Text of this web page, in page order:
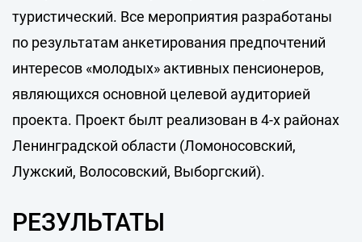
туристический. Все мероприятия разработаны
по результатам анкетирования предпочтений
интересов «молодых» активных пенсионеров,
являющихся основной целевой аудиторией
проекта. Проект былт реализован в 4-х районах
Ленинградской области (Ломоносовский,
Лужский, Волосовский, Выборгский).
РЕЗУЛЬТАТЫ